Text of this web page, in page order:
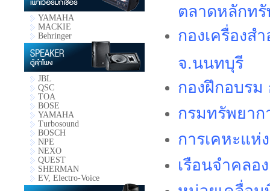
YAMAHA
MACKIE
Behringer
JBL
QSC
TOA
BOSE
YAMAHA
Turbosound
BOSCH
NPE
NEXO
QUEST
SHERMAN
EV, Electro-Voice
ตลาดหลักท
กองเครื่อง
จ.นนทบุรี
กองฝึกอบร
กรมทรัพยา
การเคหะแ
เรือนจำคล